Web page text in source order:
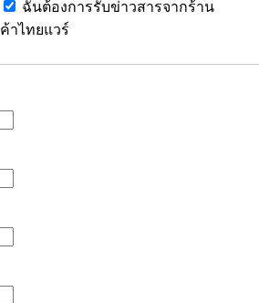
ฉันต้องการรับข่าวสารจากร้าน
ค้าไทยแวร์